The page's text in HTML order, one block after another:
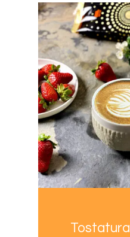
Tostatura